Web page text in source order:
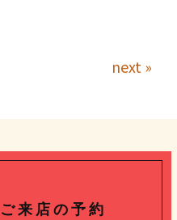
next »
ご 来 店 の 予 約